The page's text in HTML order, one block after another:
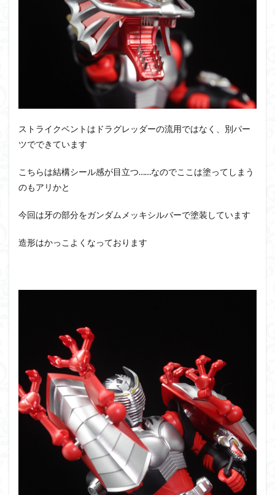
ストライクベントはドラグレッダーの流用ではなく、別パー
ツでできています
こちらは結構シール感が目立つ……なのでここは塗ってしまう
のもアリかと
今回は牙の部分をガンダムメッキシルバーで塗装しています
造形はかっこよくなっております